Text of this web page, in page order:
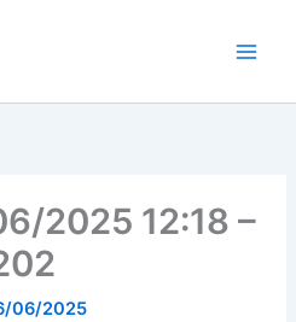
2025 12:18 –
06/2025